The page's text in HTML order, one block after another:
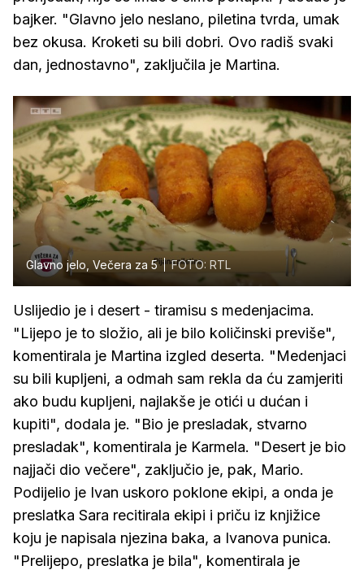
bajker. "Glavno jelo neslano, piletina tvrda, umak
bez okusa. Kroketi su bili dobri. Ovo radiš svaki
dan, jednostavno", zaključila je Martina.
Glavno jelo, Večera za 5 FOTO: RTL
Uslijedio je i desert - tiramisu s medenjacima.
"Lijepo je to složio, ali je bilo količinski previše",
komentirala je Martina izgled deserta. "Medenjaci
su bili kupljeni, a odmah sam rekla da ću zamjeriti
ako budu kupljeni, najlakše je otići u dućan i
kupiti", dodala je. "Bio je presladak, stvarno
presladak", komentirala je Karmela. "Desert je bio
najjači dio večere", zaključio je, pak, Mario.
Podijelio je Ivan uskoro poklone ekipi, a onda je
preslatka Sara recitirala ekipi i priču iz knjižice
koju je napisala njezina baka, a Ivanova punica.
"Prelijepo, preslatka je bila", komentirala je